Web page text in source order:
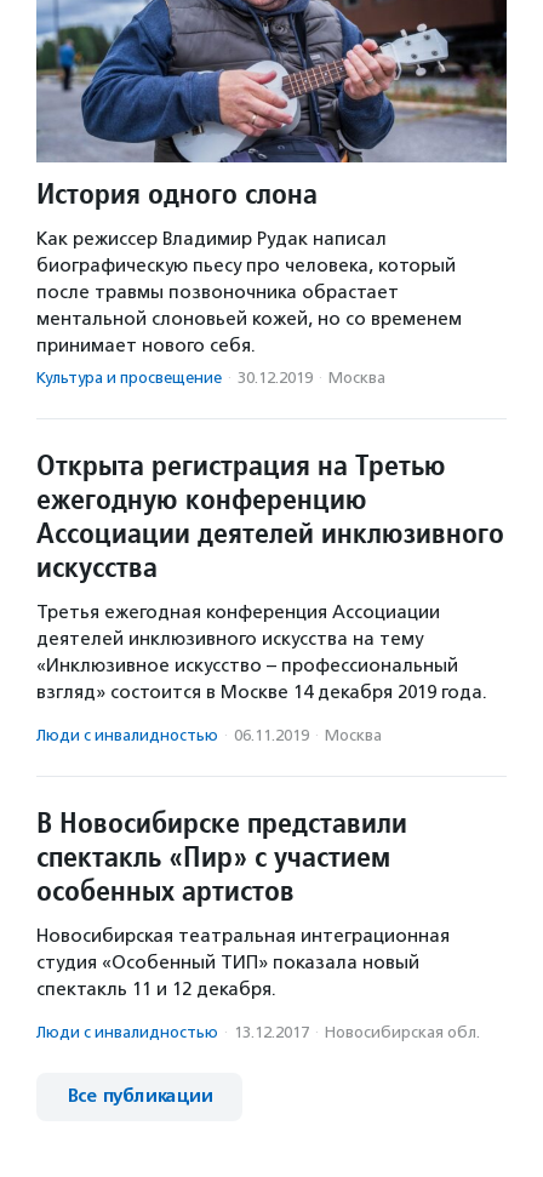
История одного слона
Как режиссер Владимир Рудак написал
биографическую пьесу про человека, который
после травмы позвоночника обрастает
ментальной слоновьей кожей, но со временем
принимает нового себя.
Культура и просвещение · 30.12.2019 · Москва
Открыта регистрация на Третью
ежегодную конференцию
Ассоциации деятелей инклюзивного
искусства
Третья ежегодная конференция Ассоциации
деятелей инклюзивного искусства на тему
«Инклюзивное искусство – профессиональный
взгляд» состоится в Москве 14 декабря 2019 года.
Люди с инвалидностью · 06.11.2019 · Москва
В Новосибирске представили
спектакль «Пир» с участием
особенных артистов
Новосибирская театральная интеграционная
студия «Особенный ТИП» показала новый
спектакль 11 и 12 декабря.
Люди с инвалидностью · 13.12.2017 · Новосибирская обл.
Все публикации